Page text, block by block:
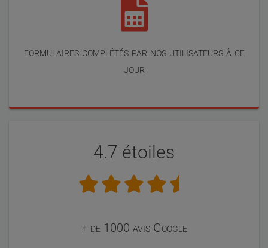
formulaires complétés par nos utilisateurs à ce
jour
4.7 étoiles
+ de 1000 avis Google